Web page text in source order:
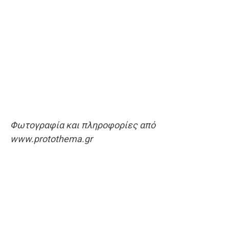
Φωτογραφία και πληροφορίες από
www.protothema.gr